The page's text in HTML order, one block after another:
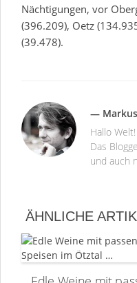
Nächtigungen, vor
(396.209), Oetz
(39.478).
— Markus
Hallo
Das
und auch
ÄHNLICHE